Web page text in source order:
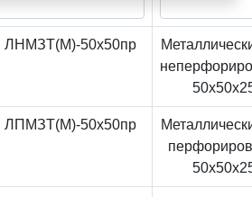
ЛНМЗТ(М)-50x50пр
ЛПМЗТ(М)-50x50пр